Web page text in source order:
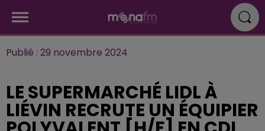
Publié : 29 novembre 2024
LE SUPERMARCHÉ LIDL À
LIÉVIN RECRUTE UN ÉQUIPIER